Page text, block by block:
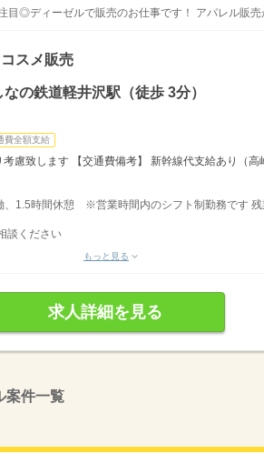
目◎ディーゼルで販売のお仕事です！ アパレル販売
スメ販売
の鉄道軽井沢駅（徒歩 3分）
費全額支給
慮致します 【交通費備考】 新幹線代支給あり（高
1.5時間休憩 ※営業時間内のシフト制勤務です 残
談ください
もっと見る
求人詳細を見る
案件一覧